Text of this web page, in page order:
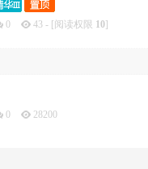
0 43 - [阅读权限 10]
0 28200